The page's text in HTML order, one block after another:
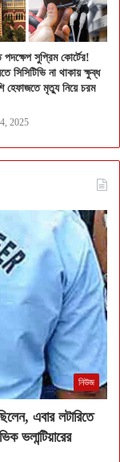
সুপ্রিম কোর্টের!
সিসিটিভি না থাকায় ক্ষুব্ধ
হেফাজতে মৃত্যু নিয়ে চরম
2025
নিউজ
এবার লটারিতে
ভলান্টিয়ারের